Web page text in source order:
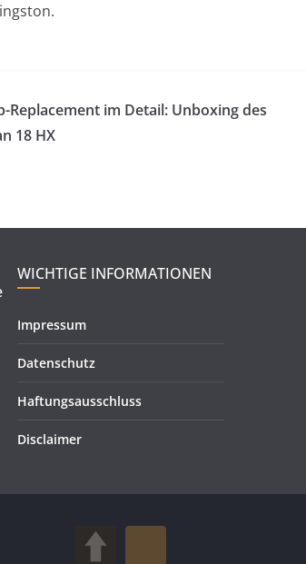
Replacement im Detail: Unboxing des
18 HX
WICHTIGE INFORMATIONEN
Impressum
Datenschutz
Haftungsausschluss
Disclaimer